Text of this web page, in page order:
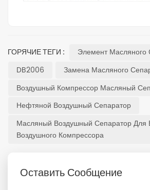
ГОРЯЧИЕ ТЕГИ :
Элемент Масляного
DB2006
Замена Масляного
Воздушный Компрессор Масляный
Нефтяной Воздушный Сепаратор
Масляный Воздушный Сепаратор Для
Воздушного Компрессора
Оставить Сообщение